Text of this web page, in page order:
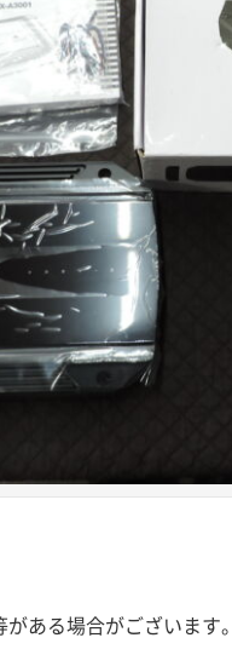
ある場合がございます。